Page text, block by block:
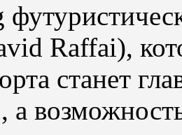
Raffai),
станет
а